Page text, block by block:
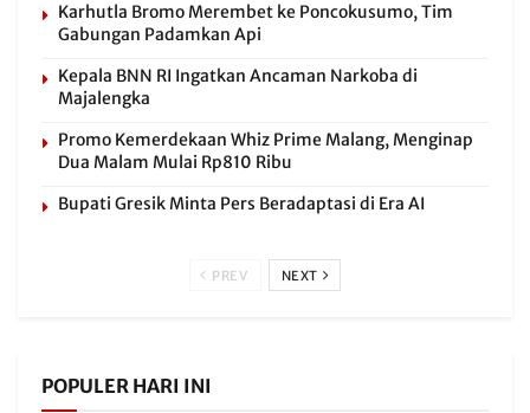
Karhutla Bromo Merembet ke Poncokusumo, Tim
Gabungan Padamkan Api
Kepala BNN RI Ingatkan Ancaman Narkoba di
Majalengka
Promo Kemerdekaan Whiz Prime Malang, Menginap
Dua Malam Mulai Rp810 Ribu
Bupati Gresik Minta Pers Beradaptasi di Era AI
PREV NEXT
POPULER HARI INI